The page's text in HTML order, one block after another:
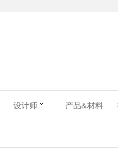
设计师 产品&材料